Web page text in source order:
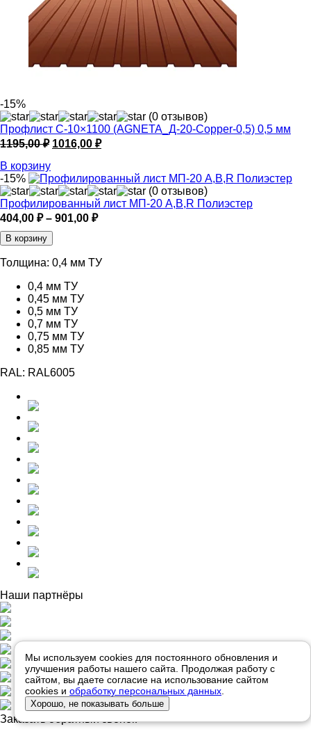
-15%
(0 отзывов)
Профлист С-10×1100 (AGNETA_Д-20-Copper-0,5) 0,5 мм
1195,00₽ Первоначальная
1195,00 ₽.
1016,00 ₽Текущая
В корзину
-15%
(0 отзывов)
Профилированный лист МП-20 A,B,R Полиэстер
404,00 ₽ – 901,00 ₽Диапазон
–
В корзину
Толщина: 0,4 мм ТУ
0,4 мм ТУ
0,45 мм ТУ
0,5 мм ТУ
0,7 мм ТУ
0,75 мм ТУ
0,85 мм ТУ
RAL: RAL6005
Наши партнёры
Заказать обратный звонок
Мы используем cookies для постоянного обновления и
улучшения работы нашего сайта. Продолжая работу с
сайтом, вы даете согласие на использование сайтом
cookies и обработку персональных данных
Хорошо, не показывать больше